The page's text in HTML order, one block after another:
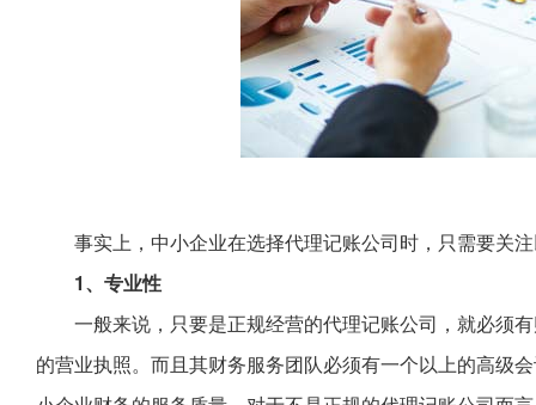
事实上，中小企业在选择代理记账公司时，只需要关
1、专业性
一般来说，只要是正规经营的代理记账公司，就必须
的营业执照。而且其财务服务团队必须有一个以上的高级